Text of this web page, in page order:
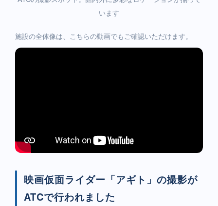
います
施設の全体像は、こちらの動画でもご確認いただけます。
映画仮面ライダー「アギト」の撮影が
ATCで行われました